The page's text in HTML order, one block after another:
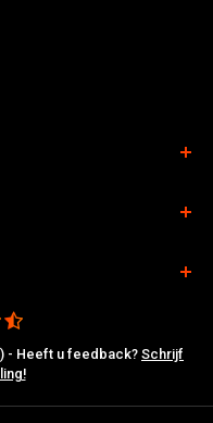
- Heeft u feedback? Schrijf